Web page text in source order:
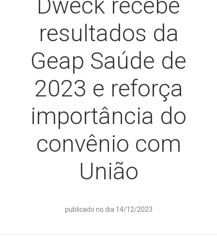
Dweck recebe
resultados da
Geap Saúde de
2023 e reforça
importância do
convênio com
União
publicado no dia 14/12/2023